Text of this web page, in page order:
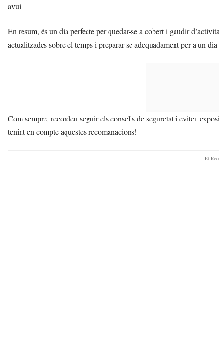
avui.
En resum, és un dia perfecte per quedar-se a cobert i gaudir
actualitzades sobre el temps i preparar-se adequadament per a un
Com sempre, recordeu seguir els consells de seguretat i eviteu
tenint en compte aquestes recomanacions!
- Et